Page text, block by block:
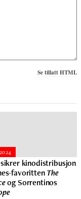
Se tillatt HTML
kinodistribusjon
favorittenThe
og Sorrentinos